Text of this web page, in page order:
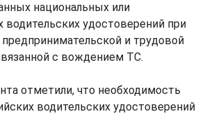
национальных или
удостоверений при
и трудовой
с вождением ТС.
отметили, что необходимость
водительских удостоверений